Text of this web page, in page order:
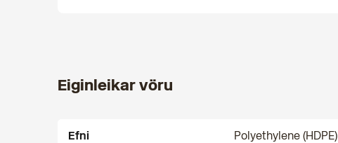
Eiginleikar vöru
Efni Polyethylene (HDPE)